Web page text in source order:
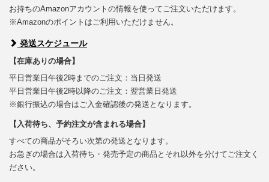
お持ちのAmazonアカウントの情報を使ってご注文いただけます。
※Amazonのポイントはご利用いただけません。
発送スケジュール
【在庫ありの場合】
平日営業日午後2時までのご注文：当日発送
平日営業日午後2時以降のご注文：翌営業日発送
※銀行振込の場合はご入金確認後の発送となります。
【入荷待ち、予約注文が含まれる場合】
すべての商品がそろい次第の発送となります。
お急ぎの場合は入荷待ち・発売予定の商品とそれ以外を分けてご注文く
ださい。